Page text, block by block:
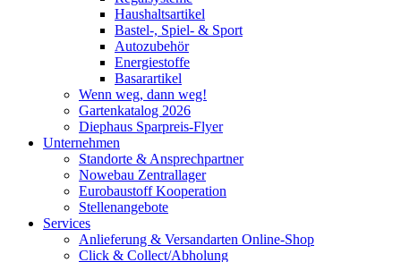
Haushaltsartikel
Bastel-, Spiel- & Sport
Autozubehör
Energiestoffe
Basarartikel
Wenn weg, dann weg!
Gartenkatalog 2026
Diephaus Sparpreis-Flyer
Unternehmen
Standorte & Ansprechpartner
Nowebau Zentrallager
Eurobaustoff Kooperation
Stellenangebote
Services
Anlieferung & Versandarten Online-Shop
Click & Collect/Abholung